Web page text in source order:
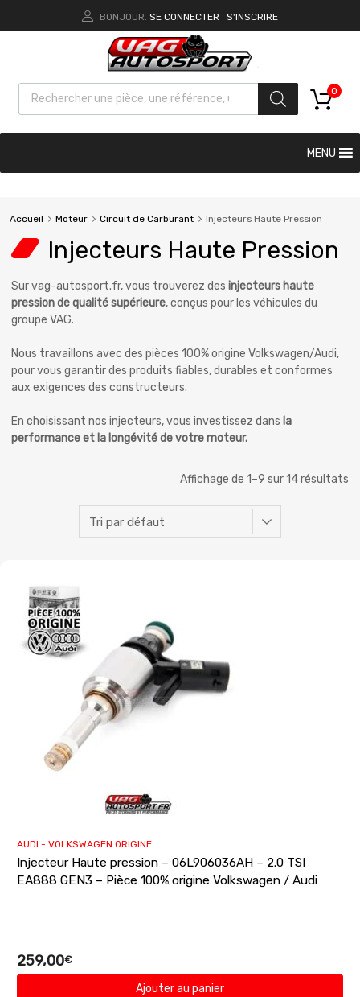
BONJOUR. SE CONNECTER S'INSCRIRE
0
MENU
Accueil Moteur Circuit de Carburant Injecteurs Haute Pression
Injecteurs Haute Pression
Sur vag-autosport.fr, vous trouverez des injecteurs haute
pression de qualité supérieure, conçus pour les véhicules du
groupe VAG.
Nous travaillons avec des pièces 100% origine Volkswagen/Audi,
pour vous garantir des produits fiables, durables et conformes
aux exigences des constructeurs.
En choisissant nos injecteurs, vous investissez dans la
performance et la longévité de votre moteur.
Affichage de 1–9 sur 14 résultats
AUDI - VOLKSWAGEN ORIGINE
Injecteur Haute pression – 06L906036AH – 2.0 TSI
EA888 GEN3 – Pièce 100% origine Volkswagen / Audi
259,00€
Ajouter au panier